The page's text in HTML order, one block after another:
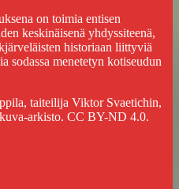
on toimia entisen
keskinäisenä yhdyssiteenä,
historiaan liittyviä
sodassa menetetyn kotiseudun
taiteilija Viktor Svaetichin,
arkisto. CC BY-ND 4.0.